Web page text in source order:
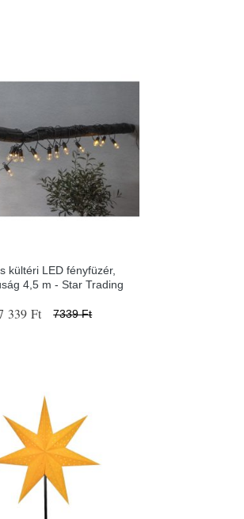
kültéri LED fényfüzér,
4,5 m - Star Trading
339 Ft 7339 Ft